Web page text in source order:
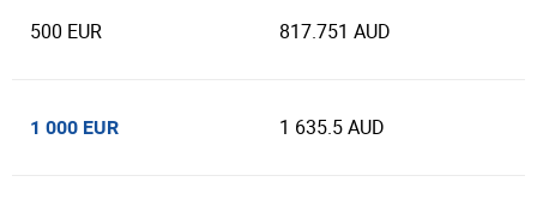
500 EUR 817.751 AUD
1 000 EUR 1 635.5 AUD